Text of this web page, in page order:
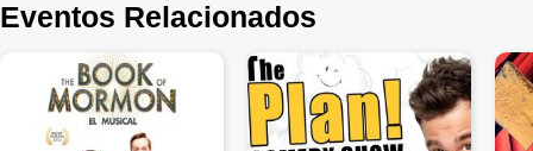
Eventos Relacionados